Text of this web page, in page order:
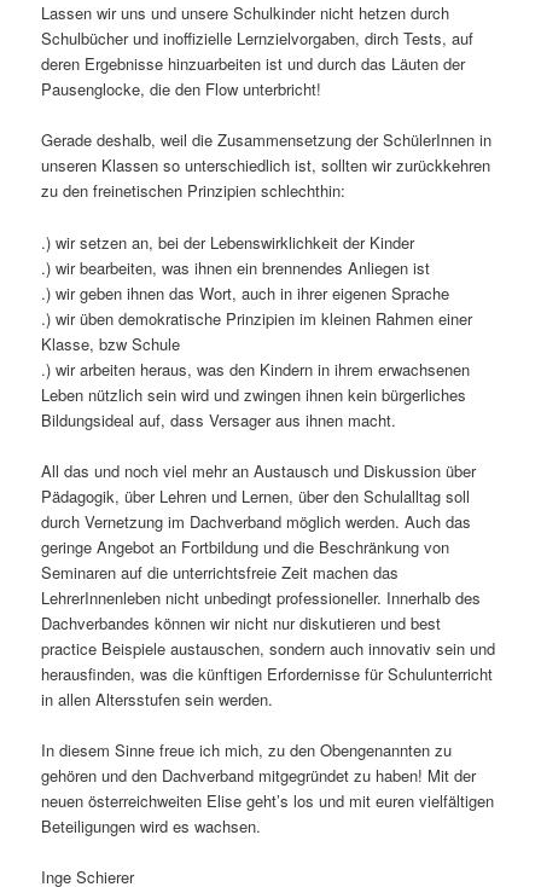
Lassen wir uns und unsere Schulkinder nicht hetzen durch
Schulbücher und inoffizielle Lernzielvorgaben, dirch Tests, auf
deren Ergebnisse hinzuarbeiten ist und durch das Läuten der
Pausenglocke, die den Flow unterbricht!
Gerade deshalb, weil die Zusammensetzung der SchülerInnen in
unseren Klassen so unterschiedlich ist, sollten wir zurückkehren
zu den freinetischen Prinzipien schlechthin:
.) wir setzen an, bei der Lebenswirklichkeit der Kinder
.) wir bearbeiten, was ihnen ein brennendes Anliegen ist
.) wir geben ihnen das Wort, auch in ihrer eigenen Sprache
.) wir üben demokratische Prinzipien im kleinen Rahmen einer
Klasse, bzw Schule
.) wir arbeiten heraus, was den Kindern in ihrem erwachsenen
Leben nützlich sein wird und zwingen ihnen kein bürgerliches
Bildungsideal auf, dass Versager aus ihnen macht.
All das und noch viel mehr an Austausch und Diskussion über
Pädagogik, über Lehren und Lernen, über den Schulalltag soll
durch Vernetzung im Dachverband möglich werden. Auch das
geringe Angebot an Fortbildung und die Beschränkung von
Seminaren auf die unterrichtsfreie Zeit machen das
LehrerInnenleben nicht unbedingt professioneller. Innerhalb des
Dachverbandes können wir nicht nur diskutieren und best
practice Beispiele austauschen, sondern auch innovativ sein und
herausfinden, was die künftigen Erfordernisse für Schulunterricht
in allen Altersstufen sein werden.
In diesem Sinne freue ich mich, zu den Obengenannten zu
gehören und den Dachverband mitgegründet zu haben! Mit der
neuen österreichweiten Elise geht’s los und mit euren vielfältigen
Beteiligungen wird es wachsen.
Inge Schierer